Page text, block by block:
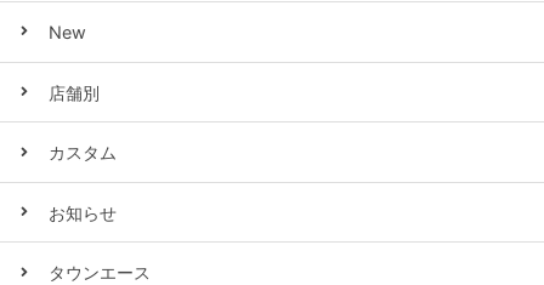
New
店舗別
カスタム
お知らせ
タウンエース